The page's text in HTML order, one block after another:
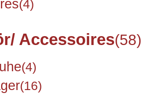
(4)
Accessoires(58)
(4)
(16)